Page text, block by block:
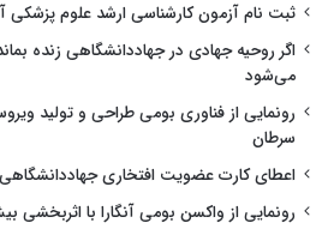
ثبت نام آزمون کارشناسی ارشد علوم پزشکی
اگر روحیه جهادی در جهاددانشگاهی زنده
می‌شود
رونمایی از فناوری بومی طراحی و تولید
سرطان
اعطای کارت عضویت افتخاری
رونمایی از واکسن بومی آنگارا با اثربخشی بیش از